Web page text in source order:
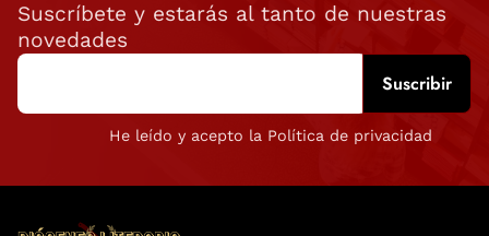
Suscríbete y estarás al tanto de nuestras
novedades
He leído y acepto la Política de privacidad